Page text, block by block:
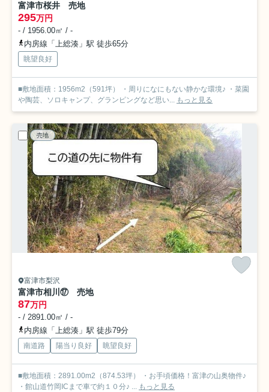
富津市桜井 売地
295万円
- / 1956.00㎡ / -
内房線「上総湊」駅 徒歩65分
眺望良好
■敷地面積：1956m2（591坪） ・周りになにもない静かな環境♪ ・菜園
や陶芸、ソロキャンプ、グランピングなど思い... もっと見る
売地
富津市梨沢
富津市相川⑰ 売地
87万円
- / 2891.00㎡ / -
内房線「上総湊」駅 徒歩79分
南道路 陽当り良好 眺望良好
■敷地面積：2891.00m2（874.53坪） ・お手頃価格！富津の山奥物件♪
・館山道竹岡ICまで車で約１０分♪ ... もっと見る